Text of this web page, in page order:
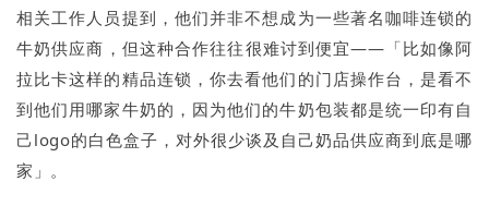
相关工作人员提到，他们并非不想成为一些著名咖啡连锁的
牛奶供应商，但这种合作往往很难讨到便宜——「比如像阿
拉比卡这样的精品连锁，你去看他们的门店操作台，是看不
到他们用哪家牛奶的，因为他们的牛奶包装都是统一印有自
己logo的白色盒子，对外很少谈及自己奶品供应商到底是哪
家」。